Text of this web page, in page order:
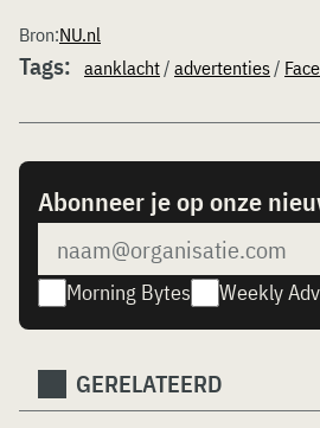
Bron:NU.nl
Tags: aanklacht/ advertenties/
Abonneer je op onze
Morning Bytes Weekly
GERELATEERD